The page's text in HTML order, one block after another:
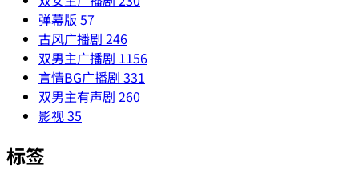
弹幕版 57
古风广播剧 246
双男主广播剧 1156
言情BG广播剧 331
双男主有声剧 260
影视35
标签